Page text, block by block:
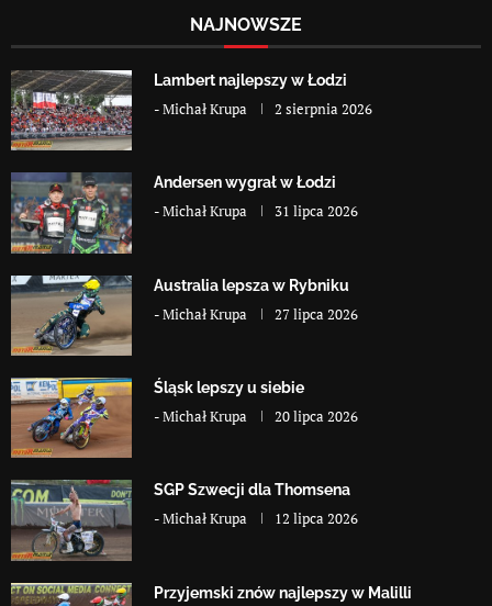
NAJNOWSZE
Lambert najlepszy w Łodzi
-Michał Krupa 2 sierpnia 2026
Andersen wygrał w Łodzi
-Michał Krupa 31 lipca 2026
Australia lepsza w Rybniku
-Michał Krupa 27 lipca 2026
Śląsk lepszy u siebie
-Michał Krupa 20 lipca 2026
SGP Szwecji dla Thomsena
-Michał Krupa 12 lipca 2026
Przyjemski znów najlepszy w Malilli